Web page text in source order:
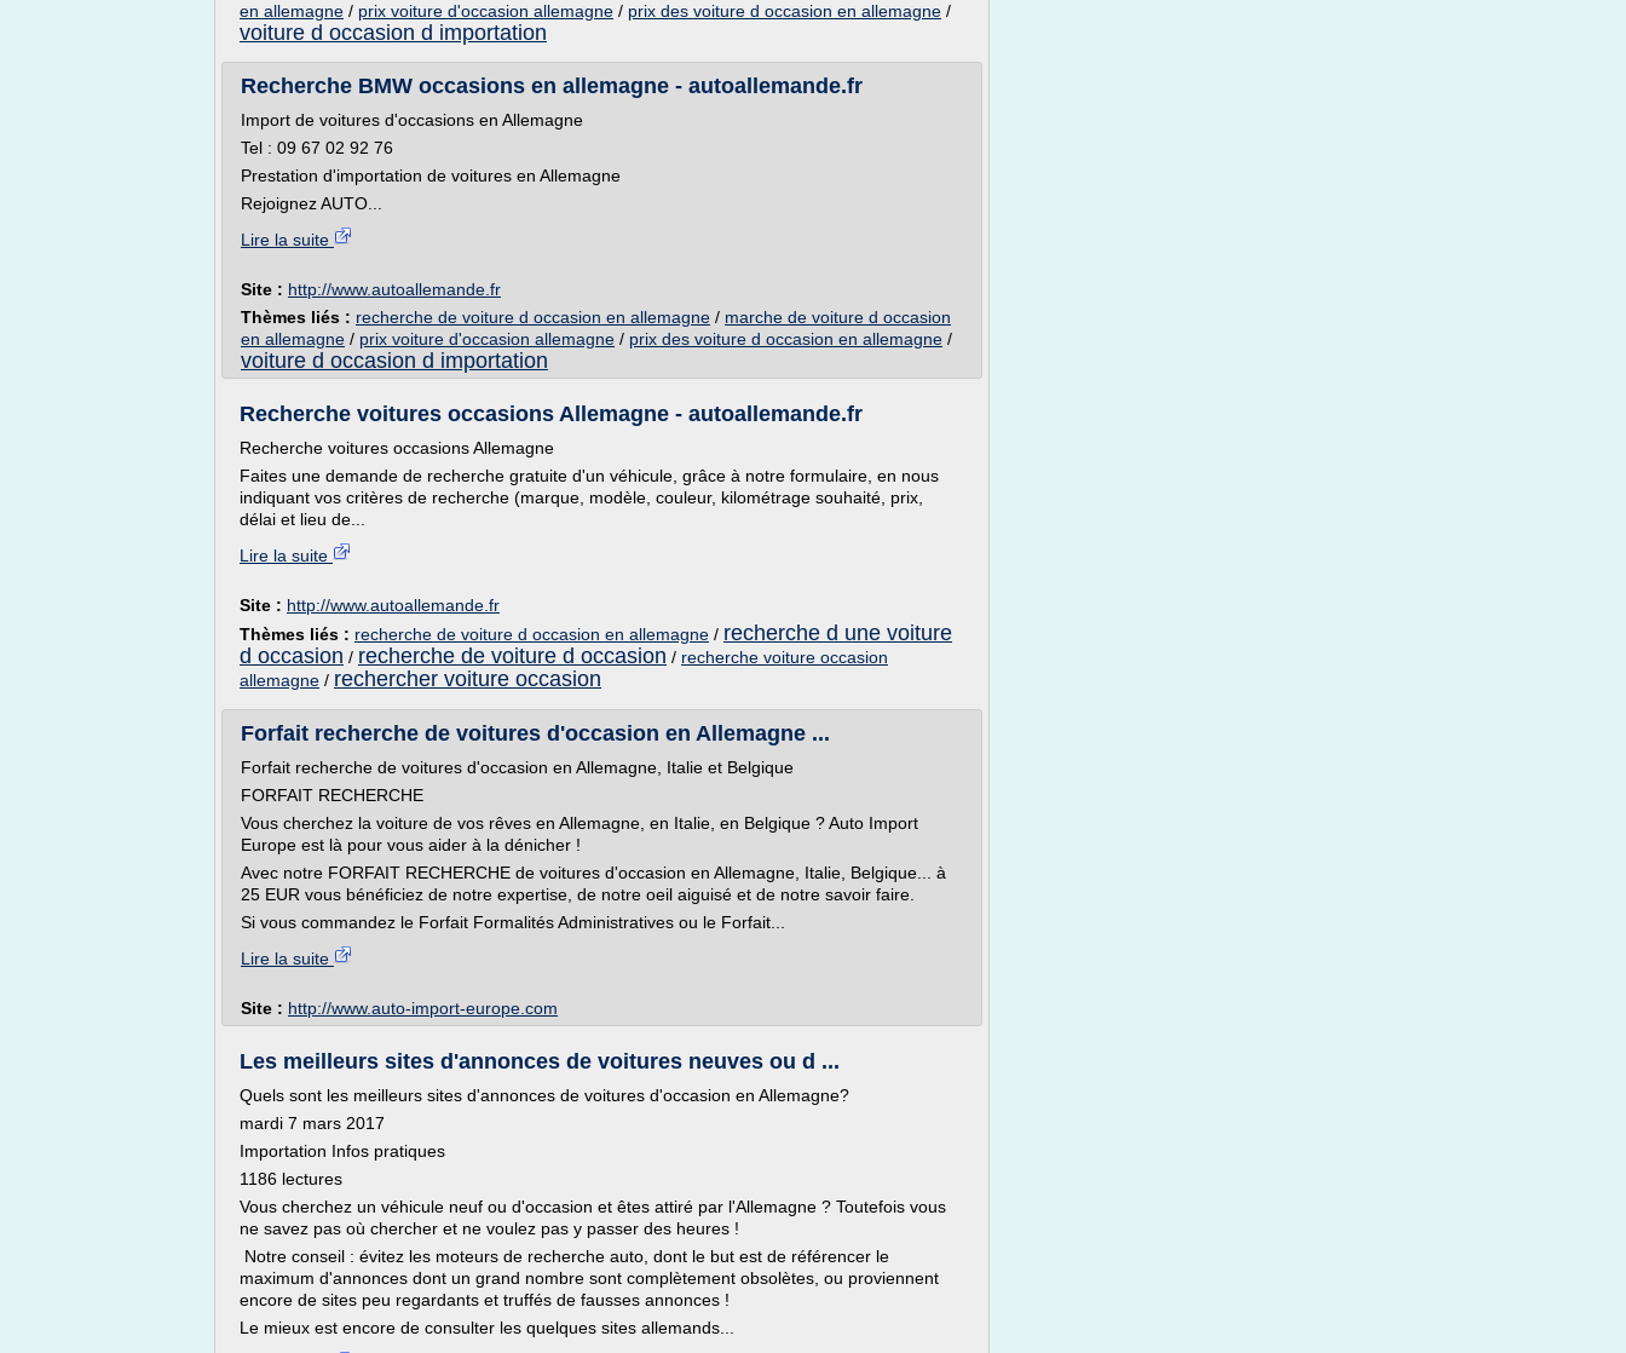
en allemagne / prix voiture d'occasion allemagne / prix des voiture d occasion en allemagne /
voiture d occasion d importation
Recherche BMW occasions en allemagne - autoallemande.fr
Import de voitures d'occasions en Allemagne
Tel : 09 67 02 92 76
Prestation d'importation de voitures en Allemagne
Rejoignez AUTO...
Lire la suite
Site : http://www.autoallemande.fr
Thèmes liés : recherche de voiture d occasion en allemagne / marche de voiture d occasion
en allemagne / prix voiture d'occasion allemagne / prix des voiture d occasion en allemagne /
voiture d occasion d importation
Recherche voitures occasions Allemagne - autoallemande.fr
Recherche voitures occasions Allemagne
Faites une demande de recherche gratuite d'un véhicule, grâce à notre formulaire, en nous
indiquant vos critères de recherche (marque, modèle, couleur, kilométrage souhaité, prix,
délai et lieu de...
Lire la suite
Site : http://www.autoallemande.fr
Thèmes liés : recherche de voiture d occasion en allemagne / recherche d une voiture
d occasion / recherche de voiture d occasion / recherche voiture occasion
allemagne / rechercher voiture occasion
Forfait recherche de voitures d'occasion en Allemagne ...
Forfait recherche de voitures d'occasion en Allemagne, Italie et Belgique
FORFAIT RECHERCHE
Vous cherchez la voiture de vos rêves en Allemagne, en Italie, en Belgique ? Auto Import
Europe est là pour vous aider à la dénicher !
Avec notre FORFAIT RECHERCHE de voitures d'occasion en Allemagne, Italie, Belgique... à
25 EUR vous bénéficiez de notre expertise, de notre oeil aiguisé et de notre savoir faire.
Si vous commandez le Forfait Formalités Administratives ou le Forfait...
Lire la suite
Site : http://www.auto-import-europe.com
Les meilleurs sites d'annonces de voitures neuves ou d ...
Quels sont les meilleurs sites d'annonces de voitures d'occasion en Allemagne?
mardi 7 mars 2017
Importation Infos pratiques
1186 lectures
Vous cherchez un véhicule neuf ou d'occasion et êtes attiré par l'Allemagne ? Toutefois vous
ne savez pas où chercher et ne voulez pas y passer des heures !
Notre conseil : évitez les moteurs de recherche auto, dont le but est de référencer le
maximum d'annonces dont un grand nombre sont complètement obsolètes, ou proviennent
encore de sites peu regardants et truffés de fausses annonces !
Le mieux est encore de consulter les quelques sites allemands...